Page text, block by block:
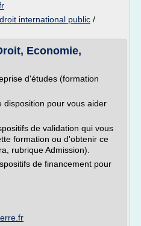
international public /
Economie,
d'études (formation
disposition pour vous aider
de validation qui vous
formation ou d'obtenir ce
rubrique Admission).
de financement pour